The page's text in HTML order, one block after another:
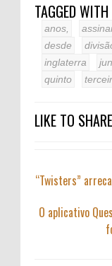
TAGGED WITH
anos,
desde
inglaterra
quinto
LIKE TO
“Twisters”
O aplicativo